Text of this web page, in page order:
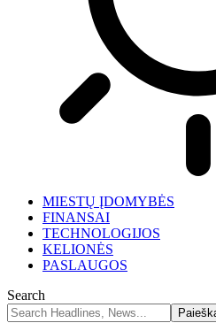
MIESTŲ ĮDOMYBĖS
FINANSAI
TECHNOLOGIJOS
KELIONĖS
PASLAUGOS
Search